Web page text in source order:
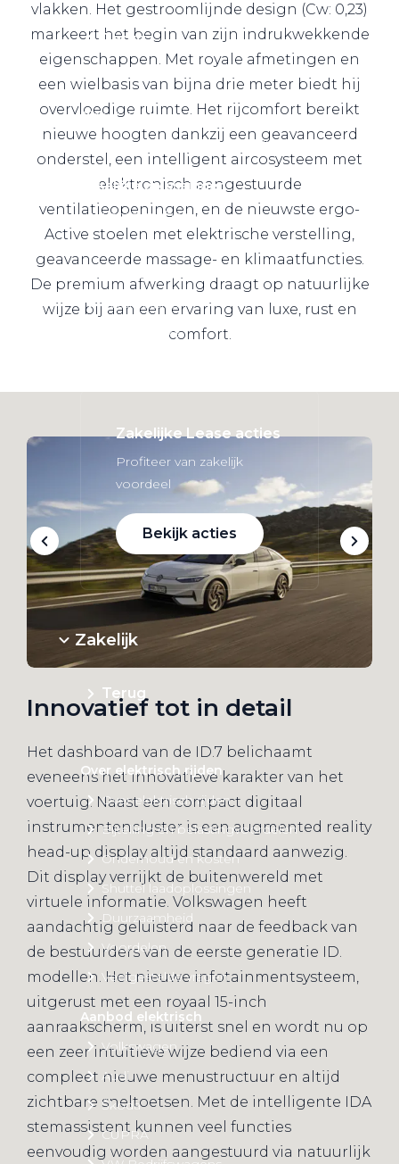
Terug
Direct naar
Website Pon Center Zakelijk
Zakelijke oplossingen
Lease aanbod
Leasevormen
Berijdersinfo
Lease acties
Lease a Bike
Zakelijke Lease acties
Profiteer van zakelijk
voordeel
Bekijk acties
Zakelijk
Terug
Over elektrisch rijden
Over elektrisch rijden
Bijtelling en belastingvoordelen
Onderhoud en kosten
Shuttel laadoplossingen
Duurzaamheid
Voordelen
Veelgestelde vragen
Aanbod elektrisch
Volkswagen
Audi
Škoda
CUPRA
vlakken. Het gestroomlijnde design (Cw: 0,23)
markeert het begin van zijn indrukwekkende
eigenschappen. Met royale afmetingen en
een wielbasis van bijna drie meter biedt hij
overvloedige ruimte. Het rijcomfort bereikt
nieuwe hoogten dankzij een geavanceerd
onderstel, een intelligent aircosysteem met
elektronisch aangestuurde
ventilatieopeningen, en de nieuwste ergo-
Active stoelen met elektrische verstelling,
geavanceerde massage- en klimaatfuncties.
De premium afwerking draagt op natuurlijke
wijze bij aan een ervaring van luxe, rust en
comfort.
Innovatief tot in detail
Het dashboard van de ID.7 belichaamt
eveneens het innovatieve karakter van het
voertuig. Naast een compact digitaal
instrumentencluster is een augmented reality
head-up display altijd standaard aanwezig.
Dit display verrijkt de buitenwereld met
virtuele informatie. Volkswagen heeft
aandachtig geluisterd naar de feedback van
de bestuurders van de eerste generatie ID.
modellen. Het nieuwe infotainmentsysteem,
uitgerust met een royaal 15-inch
aanraakscherm, is uiterst snel en wordt nu op
een zeer intuïtieve wijze bediend via een
compleet nieuwe menustructuur en altijd
zichtbare sneltoetsen. Met de intelligente IDA
stemassistent kunnen veel functies
eenvoudig worden aangestuurd via natuurlijk